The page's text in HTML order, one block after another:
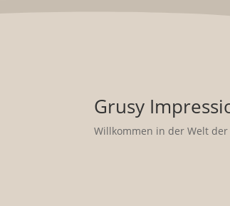
Grusy
Willkommen in der Welt